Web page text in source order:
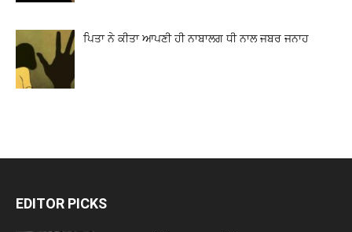
ਪਿਤਾ ਨੇ ਕੀਤਾ ਆਪਣੀ ਹੀ ਨਾਬਾਲਗ ਧੀ ਨਾਲ ਜਬਰ ਜਨਾਹ
EDITOR PICKS